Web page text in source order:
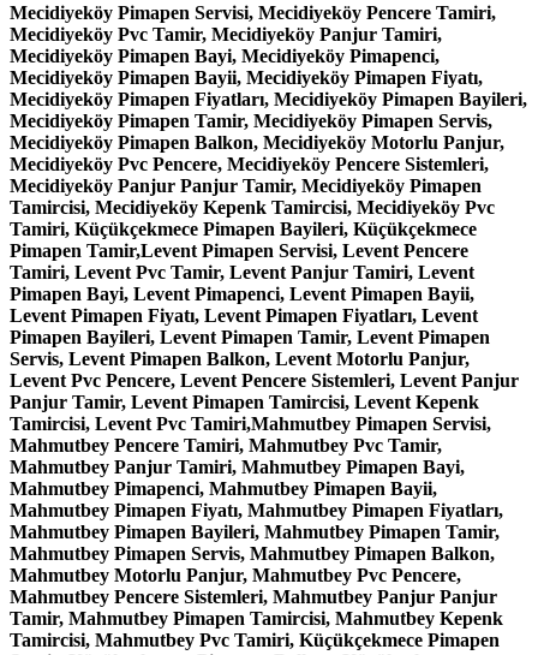
Mecidiyeköy Pimapen Servisi, Mecidiyeköy Pencere Tamiri,
Mecidiyeköy Pvc Tamir, Mecidiyeköy Panjur Tamiri,
Mecidiyeköy Pimapen Bayi, Mecidiyeköy Pimapenci,
Mecidiyeköy Pimapen Bayii, Mecidiyeköy Pimapen Fiyatı,
Mecidiyeköy Pimapen Fiyatları, Mecidiyeköy Pimapen Bayileri,
Mecidiyeköy Pimapen Tamir, Mecidiyeköy Pimapen Servis,
Mecidiyeköy Pimapen Balkon, Mecidiyeköy Motorlu Panjur,
Mecidiyeköy Pvc Pencere, Mecidiyeköy Pencere Sistemleri,
Mecidiyeköy Panjur Panjur Tamir, Mecidiyeköy Pimapen
Tamircisi, Mecidiyeköy Kepenk Tamircisi, Mecidiyeköy Pvc
Tamiri, Küçükçekmece Pimapen Bayileri, Küçükçekmece
Pimapen Tamir,Levent Pimapen Servisi, Levent Pencere
Tamiri, Levent Pvc Tamir, Levent Panjur Tamiri, Levent
Pimapen Bayi, Levent Pimapenci, Levent Pimapen Bayii,
Levent Pimapen Fiyatı, Levent Pimapen Fiyatları, Levent
Pimapen Bayileri, Levent Pimapen Tamir, Levent Pimapen
Servis, Levent Pimapen Balkon, Levent Motorlu Panjur,
Levent Pvc Pencere, Levent Pencere Sistemleri, Levent Panjur
Panjur Tamir, Levent Pimapen Tamircisi, Levent Kepenk
Tamircisi, Levent Pvc Tamiri,Mahmutbey Pimapen Servisi,
Mahmutbey Pencere Tamiri, Mahmutbey Pvc Tamir,
Mahmutbey Panjur Tamiri, Mahmutbey Pimapen Bayi,
Mahmutbey Pimapenci, Mahmutbey Pimapen Bayii,
Mahmutbey Pimapen Fiyatı, Mahmutbey Pimapen Fiyatları,
Mahmutbey Pimapen Bayileri, Mahmutbey Pimapen Tamir,
Mahmutbey Pimapen Servis, Mahmutbey Pimapen Balkon,
Mahmutbey Motorlu Panjur, Mahmutbey Pvc Pencere,
Mahmutbey Pencere Sistemleri, Mahmutbey Panjur Panjur
Tamir, Mahmutbey Pimapen Tamircisi, Mahmutbey Kepenk
Tamircisi, Mahmutbey Pvc Tamiri, Küçükçekmece Pimapen